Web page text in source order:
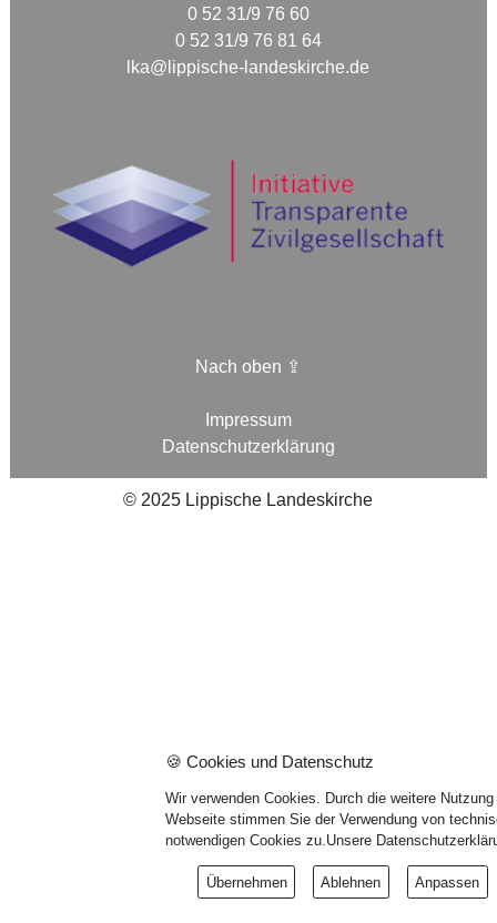
0 52 31/9 76 60
0 52 31/9 76 81 64
lka@lippische-landeskirche.de
Nach oben ⇪
Impressum
Datenschutzerklärung
© 2025 Lippische Landeskirche
🍪 Cookies und Datenschutz
Wir verwenden Cookies. Durch die weitere Nutzung
Webseite stimmen Sie der Verwendung von
notwendigen Cookies zu.Unsere
Übernehmen Ablehnen Anpassen